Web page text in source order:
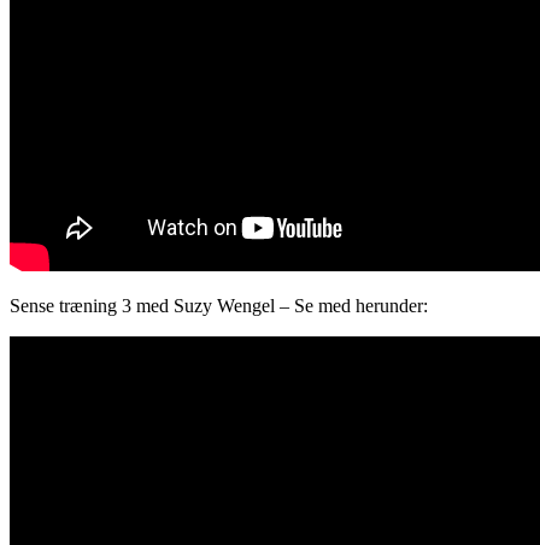
Sense træning 3 med Suzy Wengel – Se med herunder: